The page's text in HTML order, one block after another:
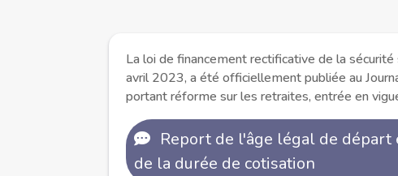
La loi de financement rectificative de la
avril 2023, a été officiellement publiée au
portant réforme sur les retraites, entrée en
Report de l'âge légal de
de la durée de cotisation